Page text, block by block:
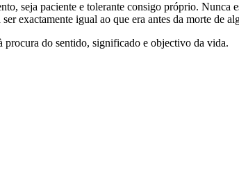
seja paciente e tolerante consigo próprio. Nunca
exactamente igual ao que era antes da morte de
procura do sentido, significado e objectivo da vida.